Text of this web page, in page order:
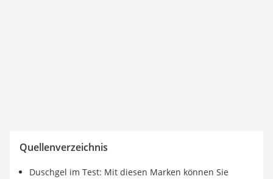
Quellenverzeichnis
Duschgel im Test: Mit diesen Marken können Sie